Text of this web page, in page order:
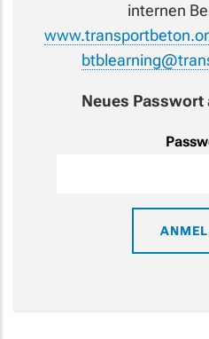
internen
Neues Passwort